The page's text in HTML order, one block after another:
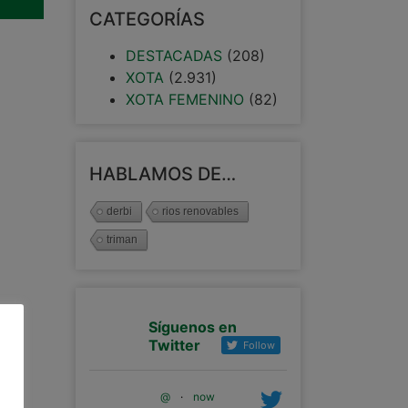
CATEGORÍAS
DESTACADAS (208)
XOTA (2.931)
XOTA FEMENINO (82)
HABLAMOS DE…
derbi rios renovables
triman
Síguenos en
Twitter
Follow
@ · now